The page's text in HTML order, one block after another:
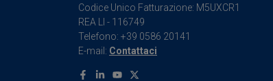
Codice Unico Fatturazione: M5UXCR1
REA LI - 116749
Telefono: +39 0586 20141
E-mail: Contattaci